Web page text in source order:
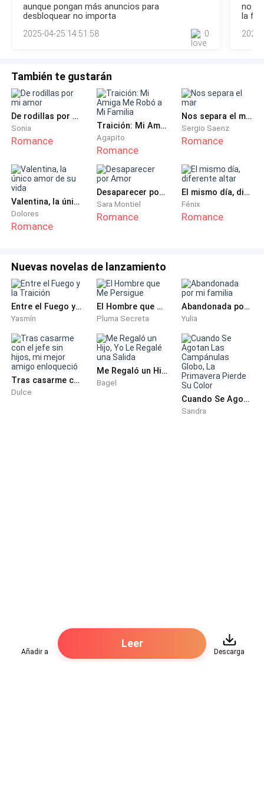
Rápidamente saqué mi teléfono para llamar al 911,
pero mi vista se oscureció y me sentí mareada, sin
poder reunir nada de fuerza.
clic y salió el vecino. Se asustó al ver mi estado
lamentable y corrió rápidamente a sostenerme.
—¿Qué pasó?
Por fin pude respirar aliviada y le pedí que me llevara al
hospital.
Después de los exámenes, resultó que efectivamente
eran síntomas de un aborto inminente. El doctor me
recetó un montón de medicamentos y habló con un
—Ustedes, jóvenes parejas, realmente deben tener
más cuidado en el futuro. Este embarazo ya es
inestable de por sí, no puede volver a tener emociones
fuertes ni cansarse excesivamente.
Viendo la expresión desconcertada del hombre,
expliqué que no era mi esposo.
—Mi esposo está... en un viaje de negocios en el
justo habíamos descubierto un problema con ellas.Sus
pinturas eran plagios que combinaban obras de varios
artistas menores. No se había detectado en evaluaciones
aunque pongan más anuncios para
desbloquear no importa
2025-04-25 14:51:58
0
no
la
También te gustarán
De rodillas por mi amor
Sonia
Romance
Traición: Mi Amiga Me Robó a Mi Familia
Agapito
Romance
Nos separa el mar
Sergio Saenz
Romance
Valentina, la único amor de su vida
Dolores
Romance
Desaparecer por Amor
Sara Montiel
Romance
El mismo día, diferente altar
Fénix
Romance
Nuevas novelas de lanzamiento
Entre el Fuego y la Traición
Yasmín
El Hombre que Me Persigue
Pluma Secreta
Abandonada por mi familia
Yulia
Tras casarme con el jefe sin hijos, mi mejor amigo enloqueció
Dulce
Me Regaló un Hijo, Yo Le Regalé una Salida
Bagel
Cuando Se Agotan Las Campánulas Globo, La Primavera Pierde Su Color
Sandra
Añadir a
Leer
Descarga